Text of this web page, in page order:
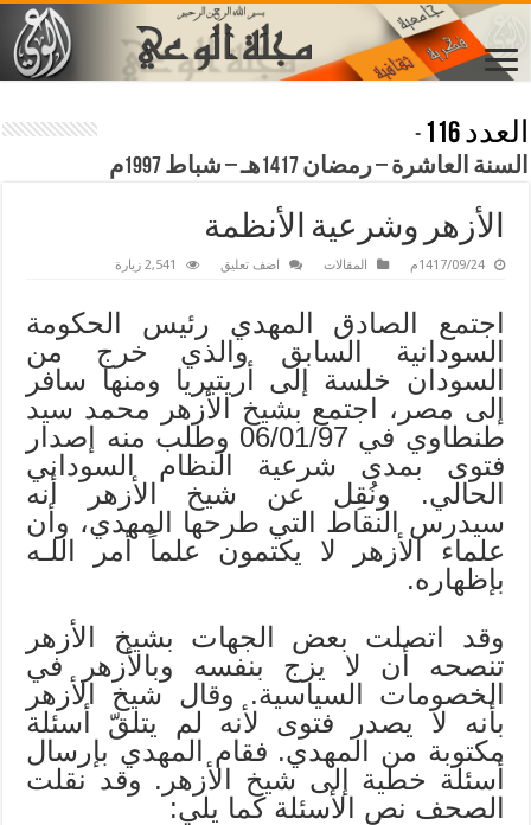
العدد 116
-
السنة العاشرة – رمضان 1417هـ – شباط 1997م
الأزهر وشرعية الأنظمة
1417/09/24م المقالات اضف تعليق 2,541 زيارة
اجتمع الصادق المهدي رئيس الحكومة
السودانية السابق والذي خرج من
السودان خلسة إلى أريتيريا ومنها سافر
إلى مصر، اجتمع بشيخ الأزهر محمد سيد
طنطاوي في 06/01/97 وطلب منه إصدار
فتوى بمدى شرعية النظام السوداني
الحالي. ونُقِل عن شيخ الأزهر أنه
سيدرس النقاط التي طرحها المهدي، وأن
علماء الأزهر لا يكتمون علماً أمر اللـه
بإظهاره.
وقد اتصلت بعض الجهات بشيخ الأزهر
تنصحه أن لا يزج بنفسه وبالأزهر في
الخصومات السياسية. وقال شيخ الأزهر
بأنه لا يصدر فتوى لأنه لم يتلقّ أسئلة
مكتوبة من المهدي. فقام المهدي بإرسال
أسئلة خطية إلى شيخ الأزهر. وقد نقلت
الصحف نص الأسئلة كما يلي: